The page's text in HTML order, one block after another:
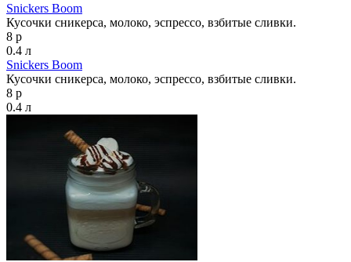
Snickers Boom
Кусочки сникерса, молоко, эспрессо, взбитые сливки.
8 р
0.4 л
Snickers Boom
Кусочки сникерса, молоко, эспрессо, взбитые сливки.
8 р
0.4 л